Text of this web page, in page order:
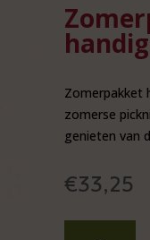
Zomerpakket
zomerse
genieten van
€33,25